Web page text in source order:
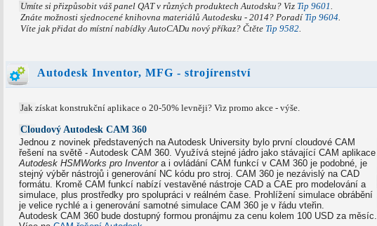
Umíte si přizpůsobit váš panel QAT v různých produktech Autodsku? Viz Tip 9601.
Znáte možnosti sjednocené knihovna materiálů Autodesku - 2014? Poradí Tip 9604.
Víte jak přidat do místní nabídky AutoCADu nový příkaz? Čtěte Tip 9582.
Autodesk Inventor, MFG - strojírenství
Jak získat konstrukční aplikace o 20-50% levněji? Viz promo akce - výše.
Cloudový Autodesk CAM 360
Jednou z novinek představených na Autodesk University bylo první cloudové CAM
řešení na světě - Autodesk CAM 360. Využívá stejné jádro jako stávající CAM aplikace
Autodesk HSMWorks pro Inventora i ovládání CAM funkcí v CAM 360 je podobné, je
stejný výběr nástrojů i generování NC kódu pro stroj. CAM 360 je nezávislý na CAD
formátu. Kromě CAM funkcí nabízí vestavěné nástroje CAD a CAE pro modelování a
simulace, plus prostředky pro spolupráci v reálném čase. Prohlížení simulace obrábění
je velice rychlé a i generování samotné simulace CAM 360 je v řádu vteřin.
Autodesk CAM 360 bude dostupný formou pronájmu za cenu kolem 100 USD za měsíc.